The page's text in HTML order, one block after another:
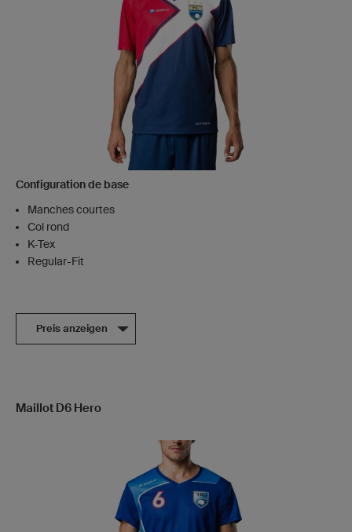
Configuration de base
Manches courtes
Col rond
K-Tex
Regular-Fit
Preis anzeigen
Maillot D6 Hero